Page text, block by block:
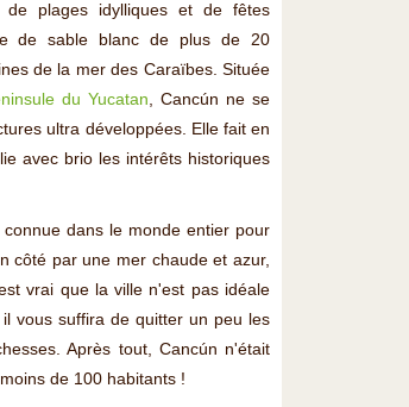
plages idylliques et de fêtes
de sable blanc de plus de 20
de la mer des Caraïbes. Située
du Yucatan, Cancún ne se
ultra développées. Elle fait en
avec brio les intérêts historiques
dans le monde entier pour
côté par une mer chaude et azur,
vrai que la ville n'est pas idéale
vous suffira de quitter un peu les
Après tout, Cancún n'était
de 100 habitants !